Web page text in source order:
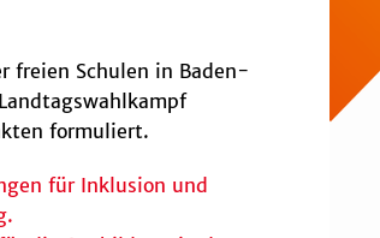
freien Schulen in Baden-
formuliert.
für Inklusion und